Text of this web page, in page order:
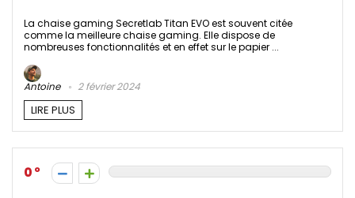
La chaise gaming Secretlab Titan EVO est souvent citée
comme la meilleure chaise gaming. Elle dispose de
nombreuses fonctionnalités et en effet sur le papier ...
Antoine 2 février 2024
LIRE PLUS
0